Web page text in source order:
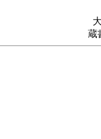
蔵